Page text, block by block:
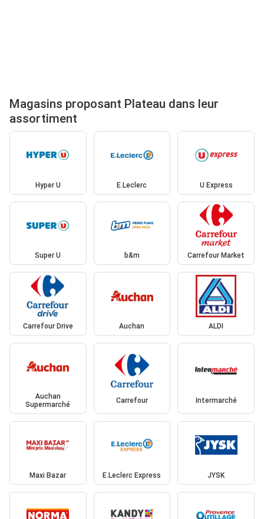
Magasins proposant Plateau dans leur
assortiment
Hyper U E.Leclerc U Express
Super U b&m Carrefour Market
Carrefour Drive Auchan ALDI
Auchan
Supermarché
Carrefour Intermarché
Maxi Bazar E.Leclerc Express JYSK